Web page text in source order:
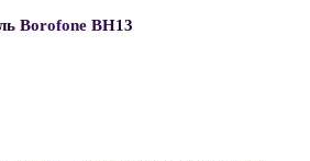
Borofone BH13